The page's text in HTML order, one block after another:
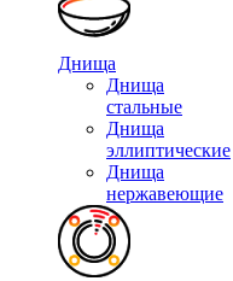
Днища
Днища
стальные
Днища
эллиптические
Днища
нержавеющие